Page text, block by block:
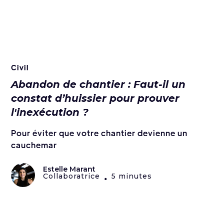
Civil
Abandon de chantier : Faut-il un
constat d’huissier pour prouver
l'inexécution ?
Pour éviter que votre chantier devienne un
cauchemar
Estelle Marant
Collaboratrice • 5 minutes